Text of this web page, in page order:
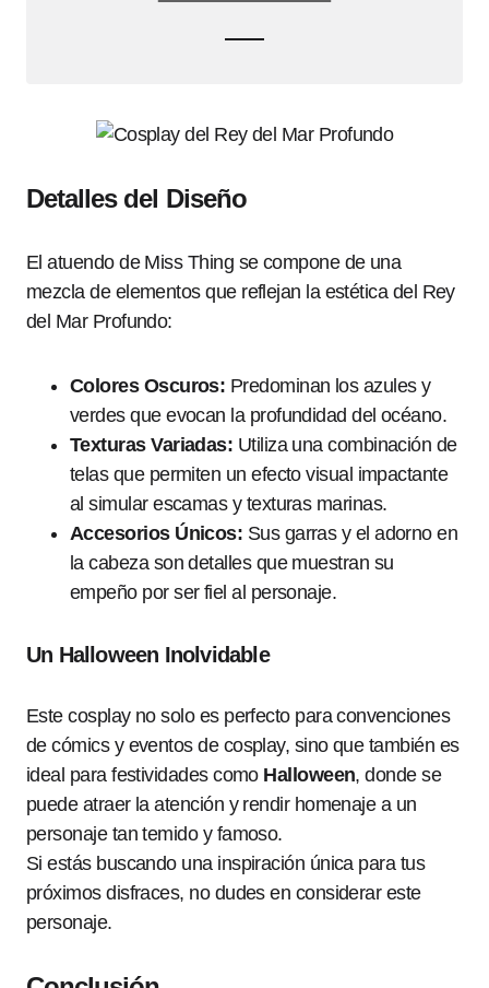
Detalles del Diseño
El atuendo de Miss Thing se compone de una
mezcla de elementos que reflejan la estética del Rey
del Mar Profundo:
Colores Oscuros: Predominan los azules y
verdes que evocan la profundidad del océano.
Texturas Variadas: Utiliza una combinación de
telas que permiten un efecto visual impactante
al simular escamas y texturas marinas.
Accesorios Únicos: Sus garras y el adorno en
la cabeza son detalles que muestran su
empeño por ser fiel al personaje.
Un Halloween Inolvidable
Este cosplay no solo es perfecto para convenciones
de cómics y eventos de cosplay, sino que también es
ideal para festividades como Halloween, donde se
puede atraer la atención y rendir homenaje a un
personaje tan temido y famoso.
Si estás buscando una inspiración única para tus
próximos disfraces, no dudes en considerar este
personaje.